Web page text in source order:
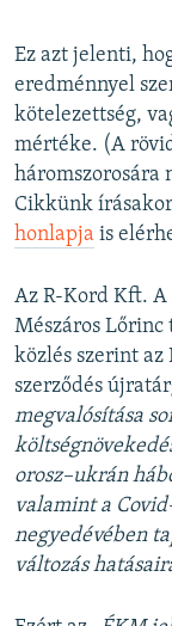
Ez azt jelenti,
eredménnyel
kötelezettség,
mértéke. (A
háromszorosára
Cikkünk
honlapja is
Az R-Kord Kft.
Mészáros
közlés szerint
szerződés
megvalósítása
orosz–ukrán
valamint a
negyedévében
változás